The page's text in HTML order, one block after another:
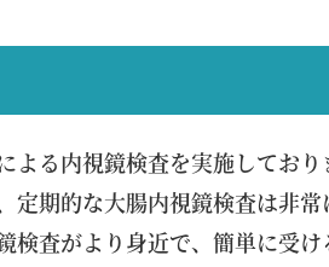
る内視鏡検査を実施しており
期的な大腸内視鏡検査は非常
査がより身近で、簡単に受け